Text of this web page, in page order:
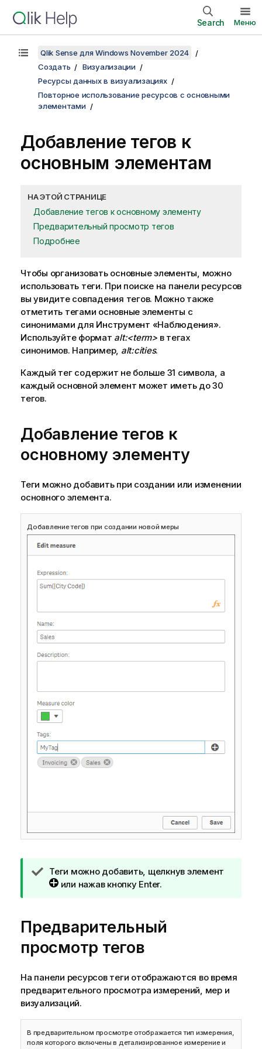
Search Меню
Qlik Sense для Windows November 2024
Создать
Визуализации
Ресурсы данных в визуализациях
Повторное использование ресурсов с основными
элементами
Добавление тегов к
основным элементам
НА ЭТОЙ СТРАНИЦЕ
Добавление тегов к основному элементу
Предварительный просмотр тегов
Подробнее
Чтобы организовать основные элементы, можно
использовать теги. При поиске на панели ресурсов
вы увидите совпадения тегов. Можно также
отметить тегами основные элементы с
синонимами для Инструмент «Наблюдения».
Используйте формат alt:<term>в тегах
синонимов. Например, alt:cities.
Каждый тег содержит не больше 31 символа, а
каждый основной элемент может иметь до 30
тегов.
Добавление тегов к
основному элементу
Теги можно добавить при создании или изменении
основного элемента.
Добавление тегов при создании новой меры
П
р
е
ч
а
и
е
к
д
Теги можно добавить, щелкнув элемент
или нажав кнопку Enter.
Предварительный
просмотр тегов
На панели ресурсов теги отображаются во время
предварительного просмотра измерений, мер и
визуализаций.
В предварительном просмотре отображается тип измерения,
поля которого включены в детализированное измерение и